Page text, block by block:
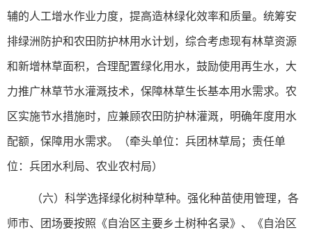
辅的人工增水作业力度，提高造林绿化效率和质量。统筹安
排绿洲防护和农田防护林用水计划，综合考虑现有林草资源
和新增林草面积，合理配置绿化用水，鼓励使用再生水，大
力推广林草节水灌溉技术，保障林草生长基本用水需求。农
区实施节水措施时，应兼顾农田防护林灌溉，明确年度用水
配额，保障用水需求。（牵头单位：兵团林草局；责任单
位：兵团水利局、农业农村局）
（六）科学选择绿化树种草种。强化种苗使用管理，各
师市、团场要按照《自治区主要乡土树种名录》、《自治区